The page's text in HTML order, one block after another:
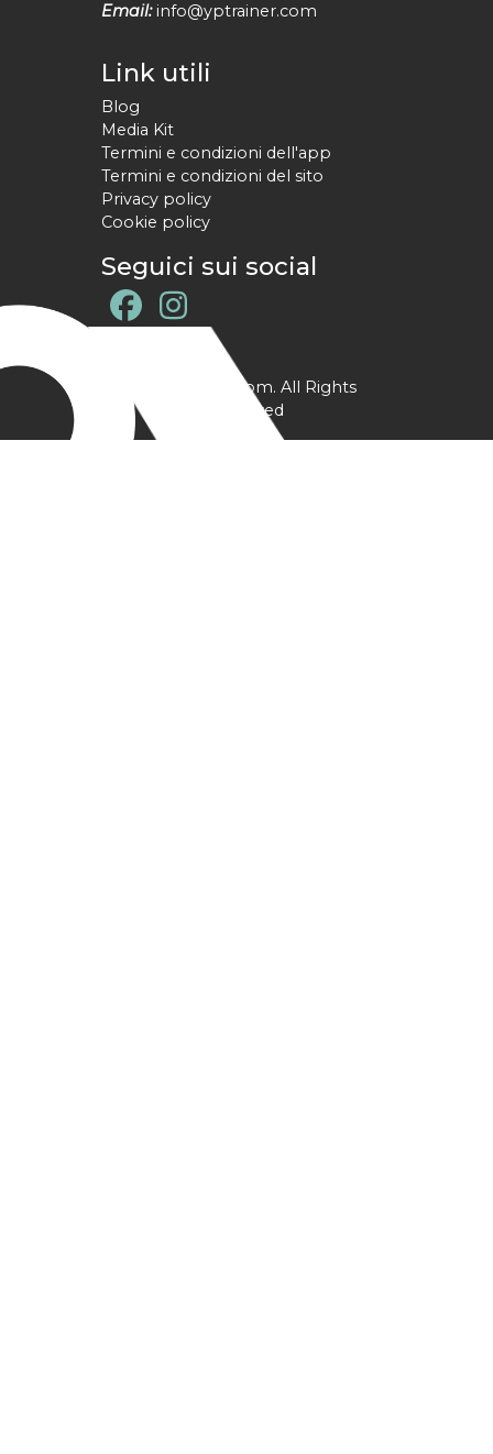
Email: info@yptrainer.com
Link utili
Blog
Media Kit
Termini e condizioni dell'app
Termini e condizioni del sito
Privacy policy
Cookie policy
Seguici sui social
@ YPtrainer.com. All Rights
Reserved